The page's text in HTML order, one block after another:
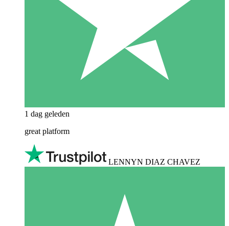
1 dag geleden
great platform
LENNYN DIAZ CHAVEZ